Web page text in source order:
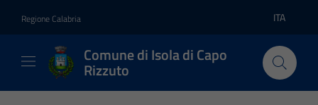
Regione Calabria Lingua
ITA
Comune di Isola di Capo
Rizzuto